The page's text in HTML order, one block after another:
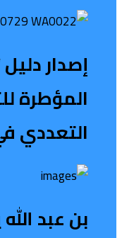
إصدار
المؤطرة
التعددي
بن عبد